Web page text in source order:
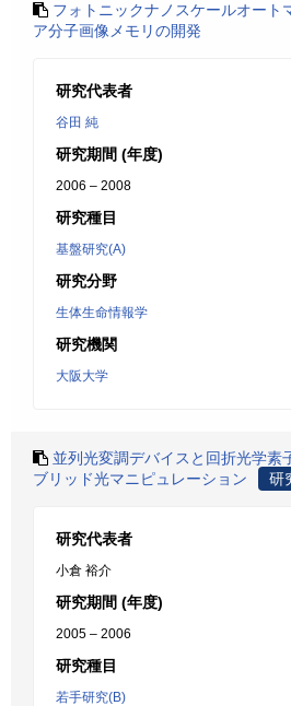
フォトニックナノスケールオート
ア分子画像メモリの開発
研究代表者
谷田 純
研究期間 (年度)
2006 – 2008
研究種目
基盤研究(A)
研究分野
生体生命情報学
研究機関
大阪大学
並列光変調デバイスと回折光学素
ブリッド光マニピュレーション
研
研究代表者
小倉 裕介
研究期間 (年度)
2005 – 2006
研究種目
若手研究(B)